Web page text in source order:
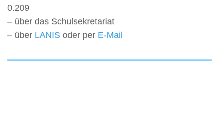
0.209
– über das Schulsekretariat
– über LANIS oder per E-Mail